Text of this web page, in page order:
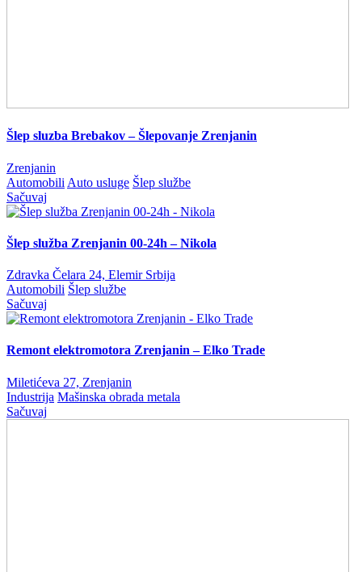
Šlep sluzba Brebakov – Šlepovanje Zrenjanin
Zrenjanin
Automobili Auto usluge Šlep službe
Sačuvaj
Šlep služba Zrenjanin 00-24h – Nikola
Zdravka Čelara 24, Elemir Srbija
Automobili Šlep službe
Sačuvaj
Remont elektromotora Zrenjanin – Elko Trade
Miletićeva 27, Zrenjanin
Industrija Mašinska obrada metala
Sačuvaj